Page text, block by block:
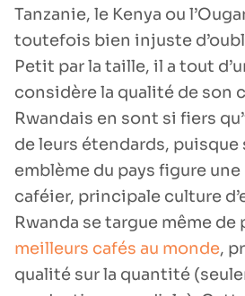
Tanzanie, le Kenya ou
toutefois bien injuste
Petit par la taille, il a tout
considère la qualité de son
Rwandais en sont si fiers
de leurs étendards, puisque
emblème du pays figure
caféier, principale culture
Rwanda se targue même de
meilleurs cafés au monde,
qualité sur la quantité